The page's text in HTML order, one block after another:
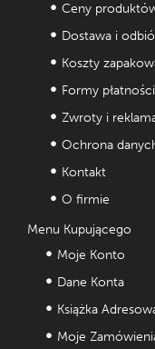
Ceny
Dostawa i
Koszty
Formy płatności
Zwroty i
Ochrona
Kontakt
O firmie
Menu Kupującego
Moje Konto
Dane Konta
Książka
Moje